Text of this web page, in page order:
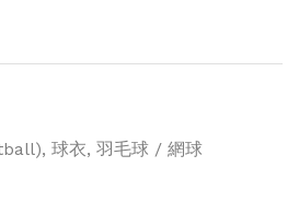
, 球衣, 羽毛球 / 網球